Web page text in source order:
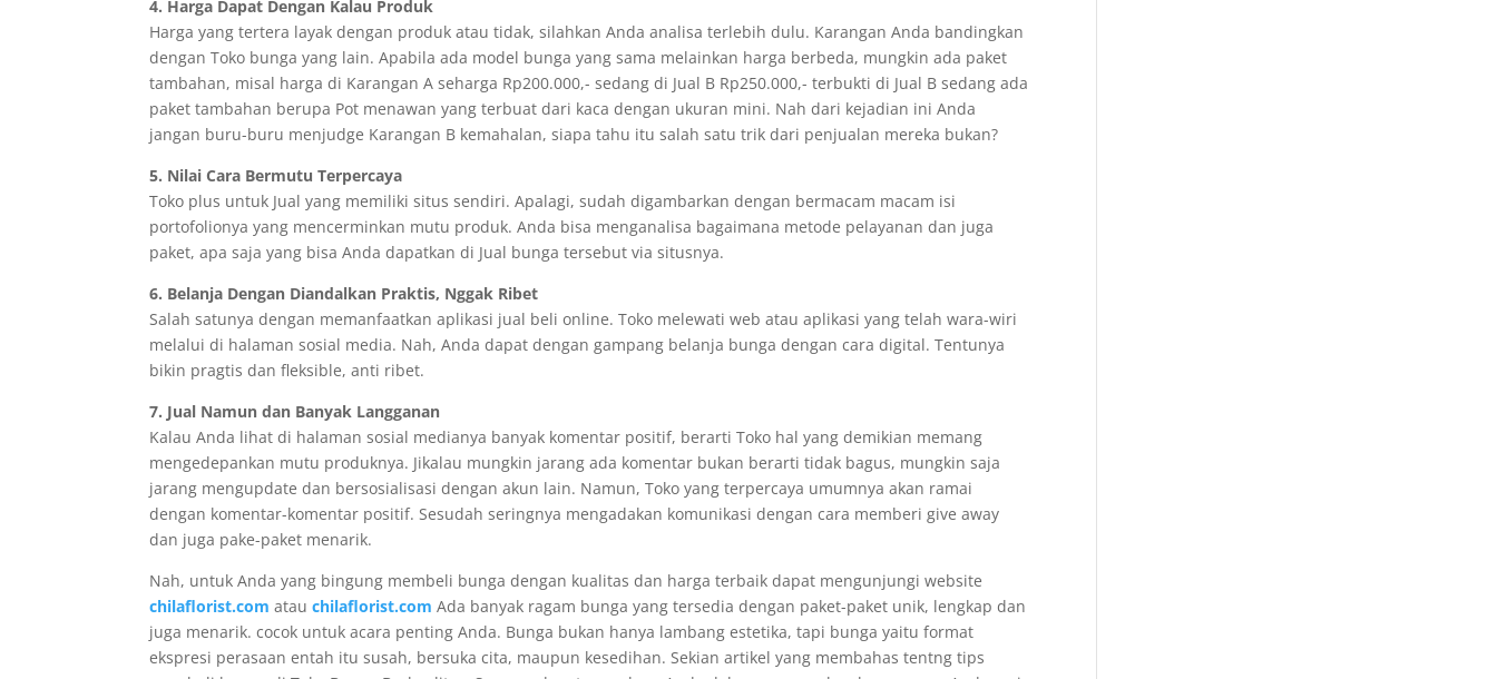
4. Harga Dapat Dengan Kalau Produk
Harga yang tertera layak dengan produk atau tidak, silahkan Anda analisa terlebih dulu. Karangan Anda bandingkan
dengan Toko bunga yang lain. Apabila ada model bunga yang sama melainkan harga berbeda, mungkin ada paket
tambahan, misal harga di Karangan A seharga Rp200.000,- sedang di Jual B Rp250.000,- terbukti di Jual B sedang ada
paket tambahan berupa Pot menawan yang terbuat dari kaca dengan ukuran mini. Nah dari kejadian ini Anda
jangan buru-buru menjudge Karangan B kemahalan, siapa tahu itu salah satu trik dari penjualan mereka bukan?
5. Nilai Cara Bermutu Terpercaya
Toko plus untuk Jual yang memiliki situs sendiri. Apalagi, sudah digambarkan dengan bermacam macam isi
portofolionya yang mencerminkan mutu produk. Anda bisa menganalisa bagaimana metode pelayanan dan juga
paket, apa saja yang bisa Anda dapatkan di Jual bunga tersebut via situsnya.
6. Belanja Dengan Diandalkan Praktis, Nggak Ribet
Salah satunya dengan memanfaatkan aplikasi jual beli online. Toko melewati web atau aplikasi yang telah wara-wiri
melalui di halaman sosial media. Nah, Anda dapat dengan gampang belanja bunga dengan cara digital. Tentunya
bikin pragtis dan fleksible, anti ribet.
7. Jual Namun dan Banyak Langganan
Kalau Anda lihat di halaman sosial medianya banyak komentar positif, berarti Toko hal yang demikian memang
mengedepankan mutu produknya. Jikalau mungkin jarang ada komentar bukan berarti tidak bagus, mungkin saja
jarang mengupdate dan bersosialisasi dengan akun lain. Namun, Toko yang terpercaya umumnya akan ramai
dengan komentar-komentar positif. Sesudah seringnya mengadakan komunikasi dengan cara memberi give away
dan juga pake-paket menarik.
Nah, untuk Anda yang bingung membeli bunga dengan kualitas dan harga terbaik dapat mengunjungi website
chilaflorist.com atauchilaflorist.com Ada banyak ragam bunga yang tersedia dengan paket-paket unik, lengkap dan
juga menarik. cocok untuk acara penting Anda. Bunga bukan hanya lambang estetika, tapi bunga yaitu format
ekspresi perasaan entah itu susah, bersuka cita, maupun kesedihan. Sekian artikel yang membahas tentng tips